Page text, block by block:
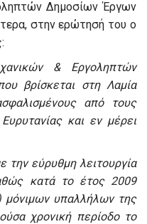
Δημοσίων Έργων
στην ερώτησή του ο
& Εργοληπτών
βρίσκεται στη Λαμία
από τους
και εν μέρει
την εύρυθμη λειτουργία
κατά το έτος 2009
μόνιμων υπαλλήλων της
χρονική περίοδο το